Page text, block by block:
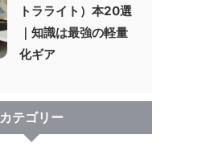
トラライト）本20選
｜知識は最強の軽量
化ギア
カテゴリー